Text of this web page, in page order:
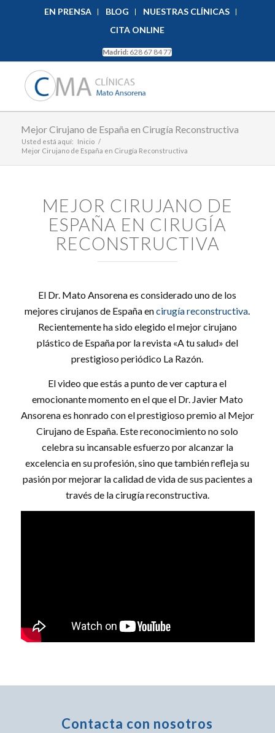
EN PRENSA BLOG
NUESTRAS CLÍNICAS
CITA ONLINE
Madrid: 628 67 84 77
Mejor Cirujano de España en Cirugía Reconstructiva
Usted está aquí: Inicio /
Mejor Cirujano de España en Cirugía Reconstructiva
MEJOR CIRUJANO DE
ESPAÑA EN CIRUGÍA
RECONSTRUCTIVA
El Dr. Mato Ansorena es considerado uno de los
mejores cirujanos de España encirugía reconstructiva.
Recientemente ha sido elegido el mejor cirujano
plástico de España por la revista «A tu salud» del
prestigioso periódico La Razón.
El video que estás a punto de ver captura el
emocionante momento en el que el Dr. Javier Mato
Ansorena es honrado con el prestigioso premio al Mejor
Cirujano de España. Este reconocimiento no solo
celebra su incansable esfuerzo por alcanzar la
excelencia en su profesión, sino que también refleja su
pasión por mejorar la calidad de vida de sus pacientes a
través de la cirugía reconstructiva.
Contacta con nosotros